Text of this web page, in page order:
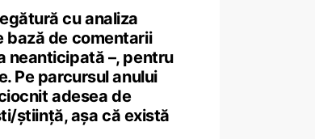
cu analiza
bază de comentarii
neanticipată –, pentru
Pe parcursul anului
adesea de
știință, așa că există